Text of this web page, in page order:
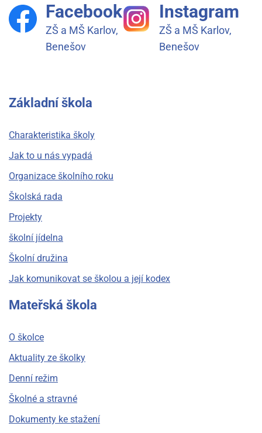
Facebook
ZŠ a MŠ Karlov,
Benešov
Instagram
ZŠ a MŠ Karlov,
Benešov
Základní škola
Charakteristika školy
Jak to u nás vypadá
Organizace školního roku
Školská rada
Projekty
školní jídelna
Školní družina
Jak komunikovat se školou a její kodex
Mateřská škola
O školce
Aktuality ze školky
Denní režim
Školné a stravné
Dokumenty ke stažení